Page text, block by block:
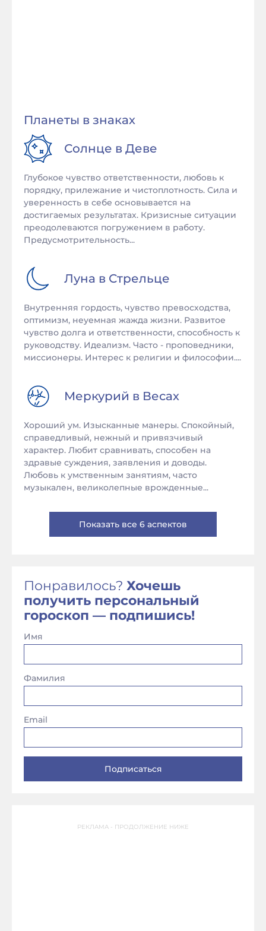
Планеты в знаках
Солнце в Деве
Глубокое чувство ответственности, любовь к
порядку, прилежание и чистоплотность. Сила и
уверенность в себе основывается на
достигаемых результатах. Кризисные ситуации
преодолеваются погружением в работу.
Предусмотрительность...
Луна в Стрельце
Внутренняя гордость, чувство превосходства,
оптимизм, неуемная жажда жизни. Развитое
чувство долга и ответственности, способность к
руководству. Идеализм. Часто - проповедники,
миссионеры. Интерес к религии и философии....
Меркурий в Весах
Хороший ум. Изысканные манеры. Спокойный,
справедливый, нежный и привязчивый
характер. Любит сравнивать, способен на
здравые суждения, заявления и доводы.
Любовь к умственным занятиям, часто
музыкален, великолепные врожденные...
Показать все 6 аспектов
Понравилось? Хочешь
получить персональный
гороскоп — подпишись!
Имя
Фамилия
Email
РЕКЛАМА - ПРОДОЛЖЕНИЕ НИЖЕ